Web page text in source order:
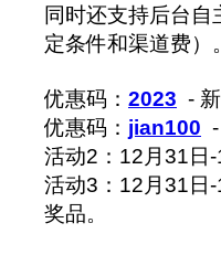
同时还支持后台
定条件和渠道费）。
优惠码： 2023 -
优惠码： jian100
活动2：12月31日
活动3：12月31日
奖品。